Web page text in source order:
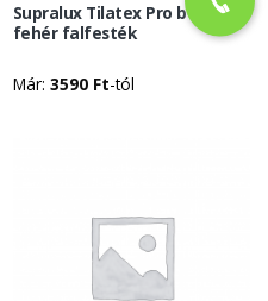
Supralux Tilatex Pro beltéri
fehér falfesték
Már: 3590 Ft-tól